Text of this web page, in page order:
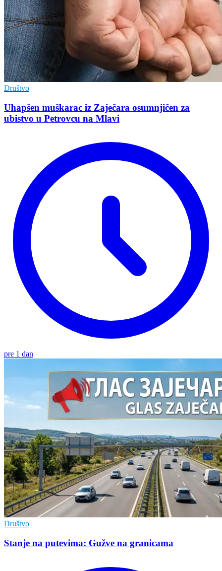
Društvo
Uhapšen muškarac iz Zaječara osumnjičen za
ubistvo u Petrovcu na Mlavi
pre 1 dan
Društvo
Stanje na putevima: Gužve na granicama